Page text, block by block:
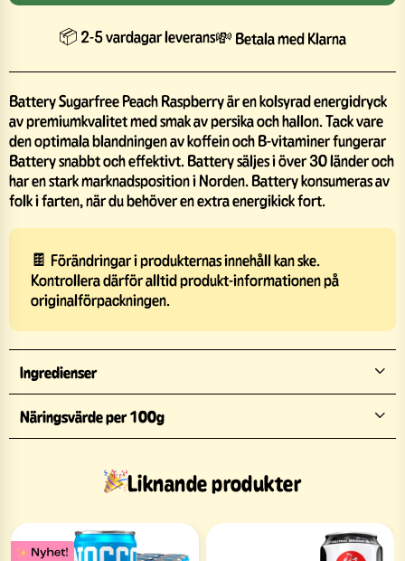
📦 2-5 vardagar leverans💸 Betala med Klarna
Battery Sugarfree Peach Raspberry är en kolsyrad energidryck
av premiumkvalitet med smak av persika och hallon. Tack vare
den optimala blandningen av koffein och B-vitaminer fungerar
Battery snabbt och effektivt. Battery säljes i över 30 länder och
har en stark marknadsposition i Norden. Battery konsumeras av
folk i farten, när du behöver en extra energikick fort.
🍫 Förändringar i produkternas innehåll kan ske.
Kontrollera därför alltid produkt-informationen på
originalförpackningen.
Ingredienser
Näringsvärde per 100g
Liknande produkter